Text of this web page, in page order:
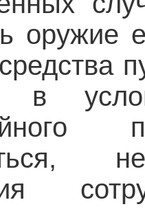
оружие
в